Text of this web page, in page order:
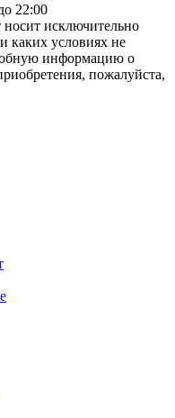
22:00
исключительно
каких условиях не
информацию о
пожалуйста,